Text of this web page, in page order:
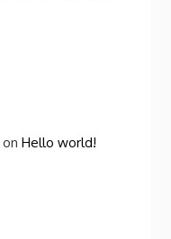
onHello world!